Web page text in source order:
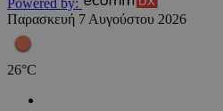
Powered by:
Παρασκευή 7 Αυγούστου 2026
26°C